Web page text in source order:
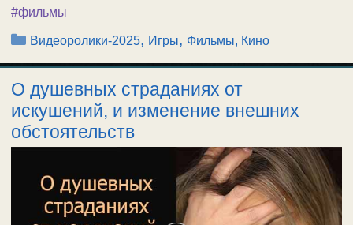
#фильмы
Рубрики
Видеоролики-2025, Игры, Фильмы, Кино
О душевных страданиях от
искушений, и изменение внешних
обстоятельств